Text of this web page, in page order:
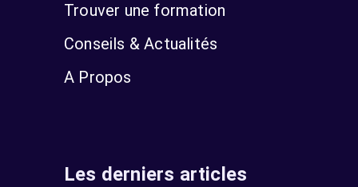
Trouver une formation
Conseils & Actualités
A Propos
Les derniers articles